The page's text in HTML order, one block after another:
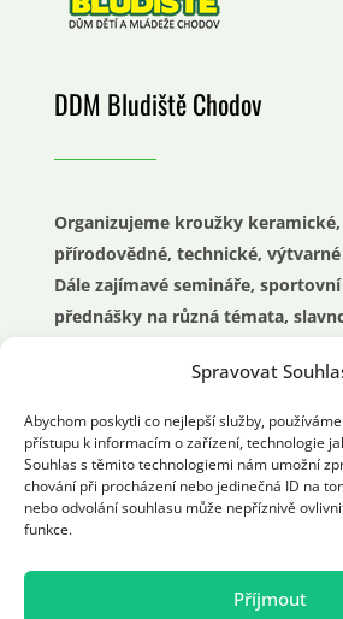
Spravovat
Abychom poskytli co nejlepší služby,
přístupu k informacím o zařízení, technologie
Souhlas s těmito technologiemi nám umožní
chování při procházení nebo jedinečná ID na
nebo odvolání souhlasu může nepříznivě
funkce.
Příjmout
DDM Bludiště Chodov
Organizujeme kroužky
přírodovědné, technické,
Dále zajímavé semináře,
přednášky na různá témata,
O prázdninách příměstské a
mnoho dalších činností pro celou